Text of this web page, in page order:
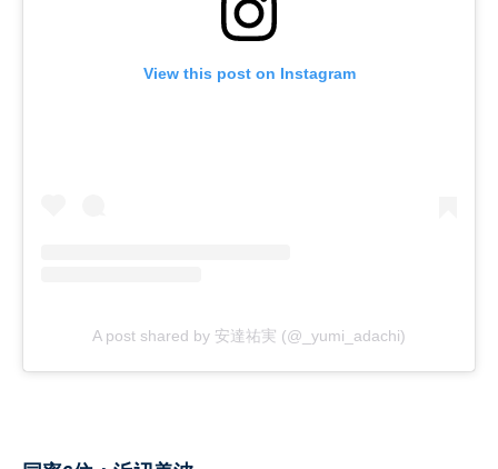
View this post on Instagram
A post shared by 安達祐実 (@_yumi_adachi)